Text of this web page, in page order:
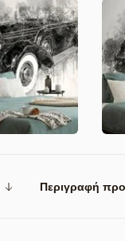
Περιγραφή